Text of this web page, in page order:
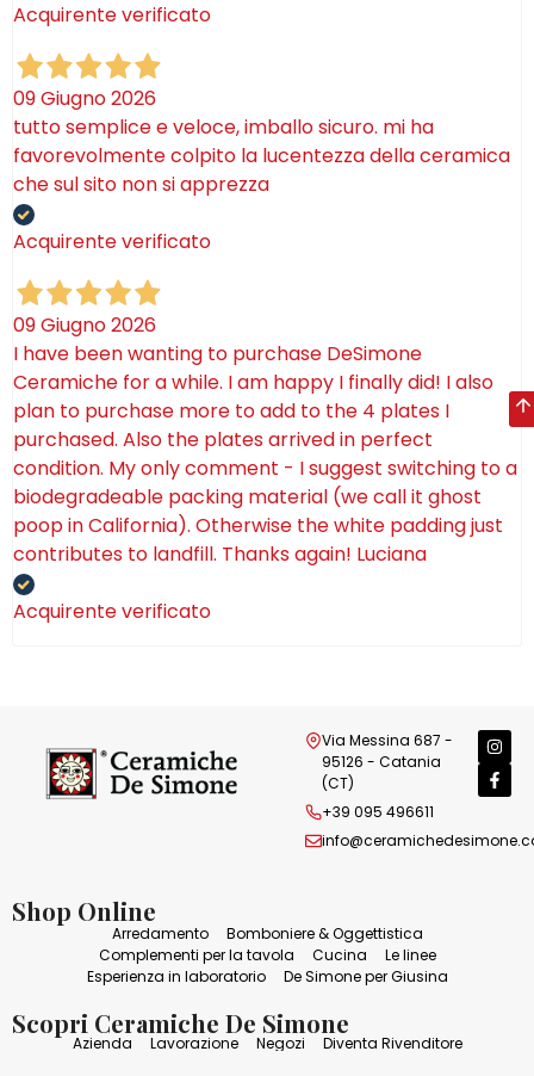
Acquirente verificato
09 Giugno 2026
tutto semplice e veloce, imballo sicuro. mi ha
favorevolmente colpito la lucentezza della ceramica
che sul sito non si apprezza
Acquirente verificato
09 Giugno 2026
I have been wanting to purchase DeSimone
Ceramiche for a while. I am happy I finally did! I also
plan to purchase more to add to the 4 plates I
purchased. Also the plates arrived in perfect
condition. My only comment - I suggest switching to a
biodegradeable packing material (we call it ghost
poop in California). Otherwise the white padding just
contributes to landfill. Thanks again! Luciana
Acquirente verificato
Via Messina 687 -
95126 - Catania
(CT)
+39 095 496611
Shop Online
Arredamento
Bomboniere & Oggettistica
Complementi per la tavola
Cucina
Le linee
Esperienza in laboratorio
De Simone per Giusina
Scopri Ceramiche De Simone
Azienda Lavorazione Negozi Diventa Rivenditore